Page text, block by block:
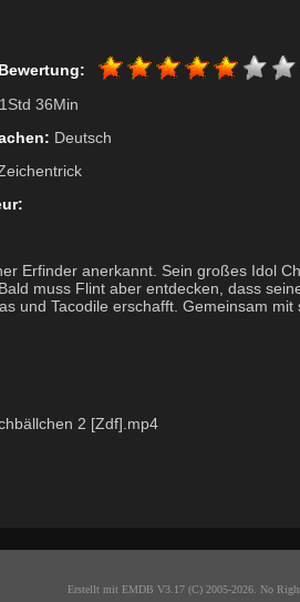
1Std 36Min
Deutsch
Erfinder anerkannt. Sein großes Idol
muss Flint aber entdecken, dass
und Tacodile erschafft. Gemeinsam
2 [Zdf].mp4
Erstellt mit EMDB V3.17 (C) 2005-2026. No